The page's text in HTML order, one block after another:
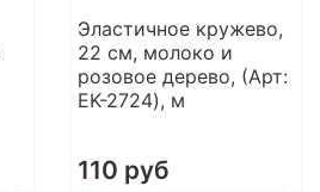
Эластичное кружево,
22 см, молоко и
розовое дерево, (Арт:
EK-2724), м
110 руб